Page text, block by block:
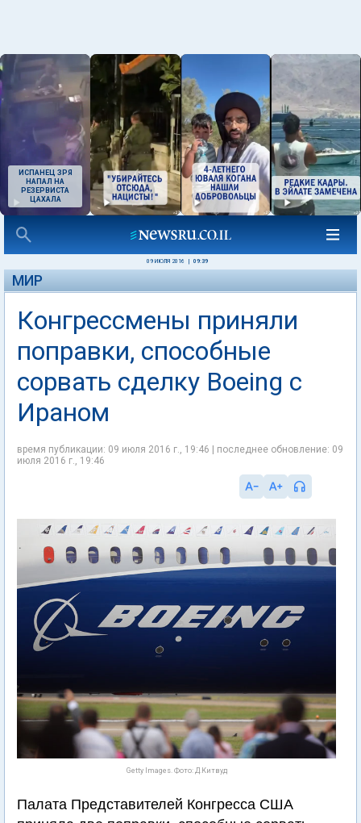
ИСПАНЕЦ ЗРЯ
НАПАЛ НА
РЕЗЕРВИСТА
ЦАХАЛА
09 ИЮЛЯ 2016 09:39
МИР
Конгрессмены приняли
поправки, способные
сорвать сделку Boeing с
Ираном
время публикации: 09 июля 2016 г., 19:46 | последнее обновление: 09
июля 2016 г., 19:46
Getty Images. Фото: Д.Китвуд
Палата Представителей Конгресса США